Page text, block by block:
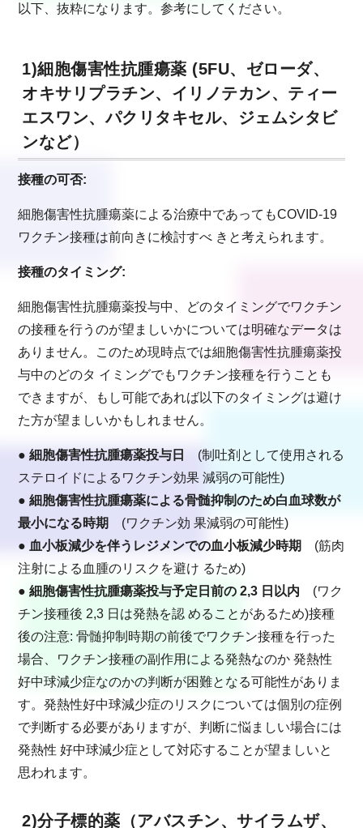
以下、抜粋になります。参考にしてください。
1)細胞傷害性抗腫瘍薬 (5FU、ゼローダ、
オキサリプラチン、イリノテカン、ティー
エスワン、パクリタキセル、ジェムシタビ
ンなど）
接種の可否:
細胞傷害性抗腫瘍薬による治療中であってもCOVID-19
ワクチン接種は前向きに検討すべ きと考えられます。
接種のタイミング:
細胞傷害性抗腫瘍薬投与中、どのタイミングでワクチン
の接種を行うのが望ましいかについては明確なデータは
ありません。このため現時点では細胞傷害性抗腫瘍薬投
与中のどのタ イミングでもワクチン接種を行うことも
できますが、もし可能であれば以下のタイミングは避け
た方が望ましいかもしれません。
● 細胞傷害性抗腫瘍薬投与日
(制吐剤として使用される
ステロイドによるワクチン効果 減弱の可能性)
● 細胞傷害性抗腫瘍薬による骨髄抑制のため白血球数が
最小になる時期 (ワクチン効 果減弱の可能性)
● 血小板減少を伴うレジメンでの血小板減少時期 (筋肉
注射による血腫のリスクを避け るため)
● 細胞傷害性抗腫瘍薬投与予定日前の 2,3 日以内 (ワク
チン接種後 2,3 日は発熱を認 めることがあるため)接種
後の注意: 骨髄抑制時期の前後でワクチン接種を行った
場合、ワクチン接種の副作用による発熱なのか 発熱性
好中球減少症なのかの判断が困難となる可能性がありま
す。発熱性好中球減少症のリスクについては個別の症例
で判断する必要がありますが、判断に悩ましい場合には
発熱性 好中球減少症として対応することが望ましいと
思われます。
2)分子標的薬（アバスチン、サイラムザ、